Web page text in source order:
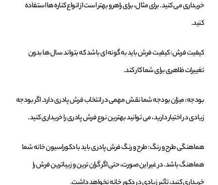
خریداری می ‌کنید. برای مثال، برای راهرو بهتر است از انواع کناره‌ ها استفاده
کنید.
کیفیت فرش: کیفیت فرش باید به ‌گونه ‌ای باشد که بتواند سال‌ ها بدون
تغییرات ظاهری برای شما کار کند.
بودجه: میزان بودجه شما نقش مهمی در انتخاب فرش پادری دارد. اگر بودجه
زیادی در اختیار دارید، می‌ توانید بهترین نوع فرش پادری را خریداری کنید.
هماهنگی طرح و رنگ: طرح و رنگ فرش پادری باید با دکوراسیون خانه شما
هماهنگ باشد. در غیر این صورت، حتی اگر گران‌ ترین و زیباترین فرش را